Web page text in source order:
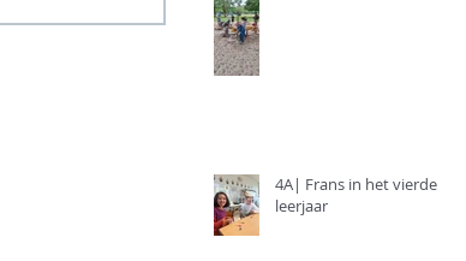
4A| Frans in het vierde
leerjaar